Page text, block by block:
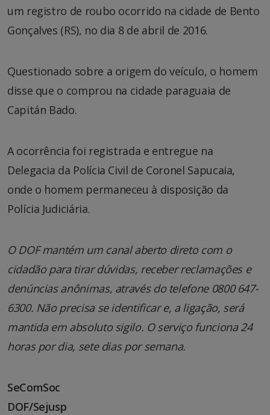
um registro de roubo ocorrido na cidade de Bento
Gonçalves (RS), no dia 8 de abril de 2016.
Questionado sobre a origem do veículo, o homem
disse que o comprou na cidade paraguaia de
Capitán Bado.
A ocorrência foi registrada e entregue na
Delegacia da Polícia Civil de Coronel Sapucaia,
onde o homem permaneceu à disposição da
Polícia Judiciária.
O DOF mantém um canal aberto direto com o
cidadão para tirar dúvidas, receber reclamações e
denúncias anônimas, através do telefone 0800 647-
6300. Não precisa se identificar e, a ligação, será
mantida em absoluto sigilo. O serviço funciona 24
horas por dia, sete dias por semana.
SeComSoc
DOF/Sejusp